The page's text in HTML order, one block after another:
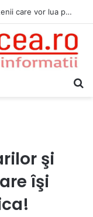
Jandarmii tulceni vor fi alături de cetățenii care vor lua parte la Festivalul Folk Țestos
şi
îşi